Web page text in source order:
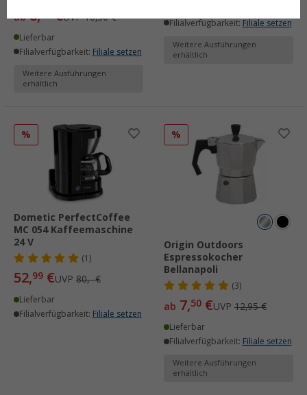
ab8, €UVP16,50 €
Lieferbar
Filialverfügbarkeit: Filiale setzen
Weitere Ausführungen
erhältlich
Filialverfügbarkeit: Filiale setzen
Weitere Ausführungen
erhältlich
%
Dometic PerfectCoffee
MC 054 Kaffeemaschine
24 V
(1)
52,99 €UVP 80,- €
Lieferbar
Filialverfügbarkeit: Filiale setzen
%
Origin Outdoors
Espressokocher
Bellanapoli
(3)
ab 7,50 €UVP 12,95 €
Lieferbar
Filialverfügbarkeit: Filiale setzen
Weitere Ausführungen
erhältlich